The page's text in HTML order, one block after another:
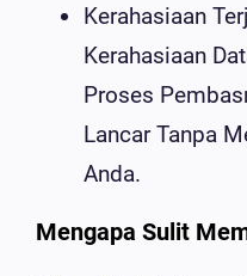
Kerahasiaan
Kerahasiaan
Proses
Lancar Tanpa
Anda.
Mengapa Sulit